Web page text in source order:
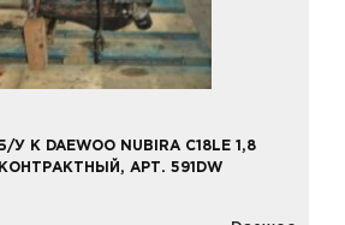
К DAEWOO NUBIRA C18LE 1,8
АРТ. 591DW